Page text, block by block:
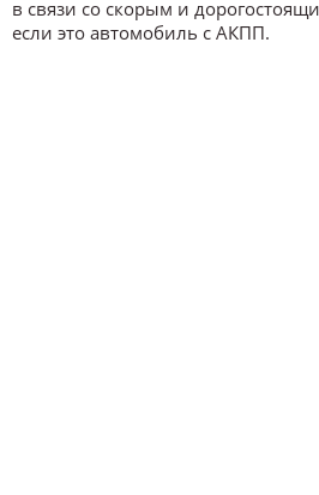
в связи со скорым и
если это автомобиль с АКПП.